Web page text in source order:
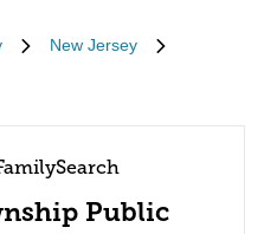
New Jersey
Public